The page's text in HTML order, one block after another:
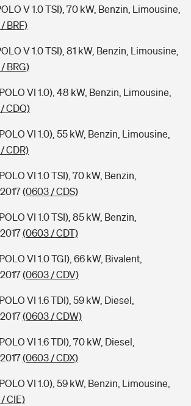
V 1.0 TSI), 70 kW, Benzin, Limousine,
BRF)
V 1.0 TSI), 81 kW, Benzin, Limousine,
BRG)
VI 1.0), 48 kW, Benzin, Limousine,
CDQ)
VI 1.0), 55 kW, Benzin, Limousine,
CDR)
VI 1.0 TSI), 70 kW, Benzin,
(0603 / CDS)
VI 1.0 TSI), 85 kW, Benzin,
(0603 / CDT)
VI 1.0 TGI), 66 kW, Bivalent,
(0603 / CDV)
VI 1.6 TDI), 59 kW, Diesel,
(0603 / CDW)
VI 1.6 TDI), 70 kW, Diesel,
(0603 / CDX)
VI 1.0), 59 kW, Benzin, Limousine,
CIE)